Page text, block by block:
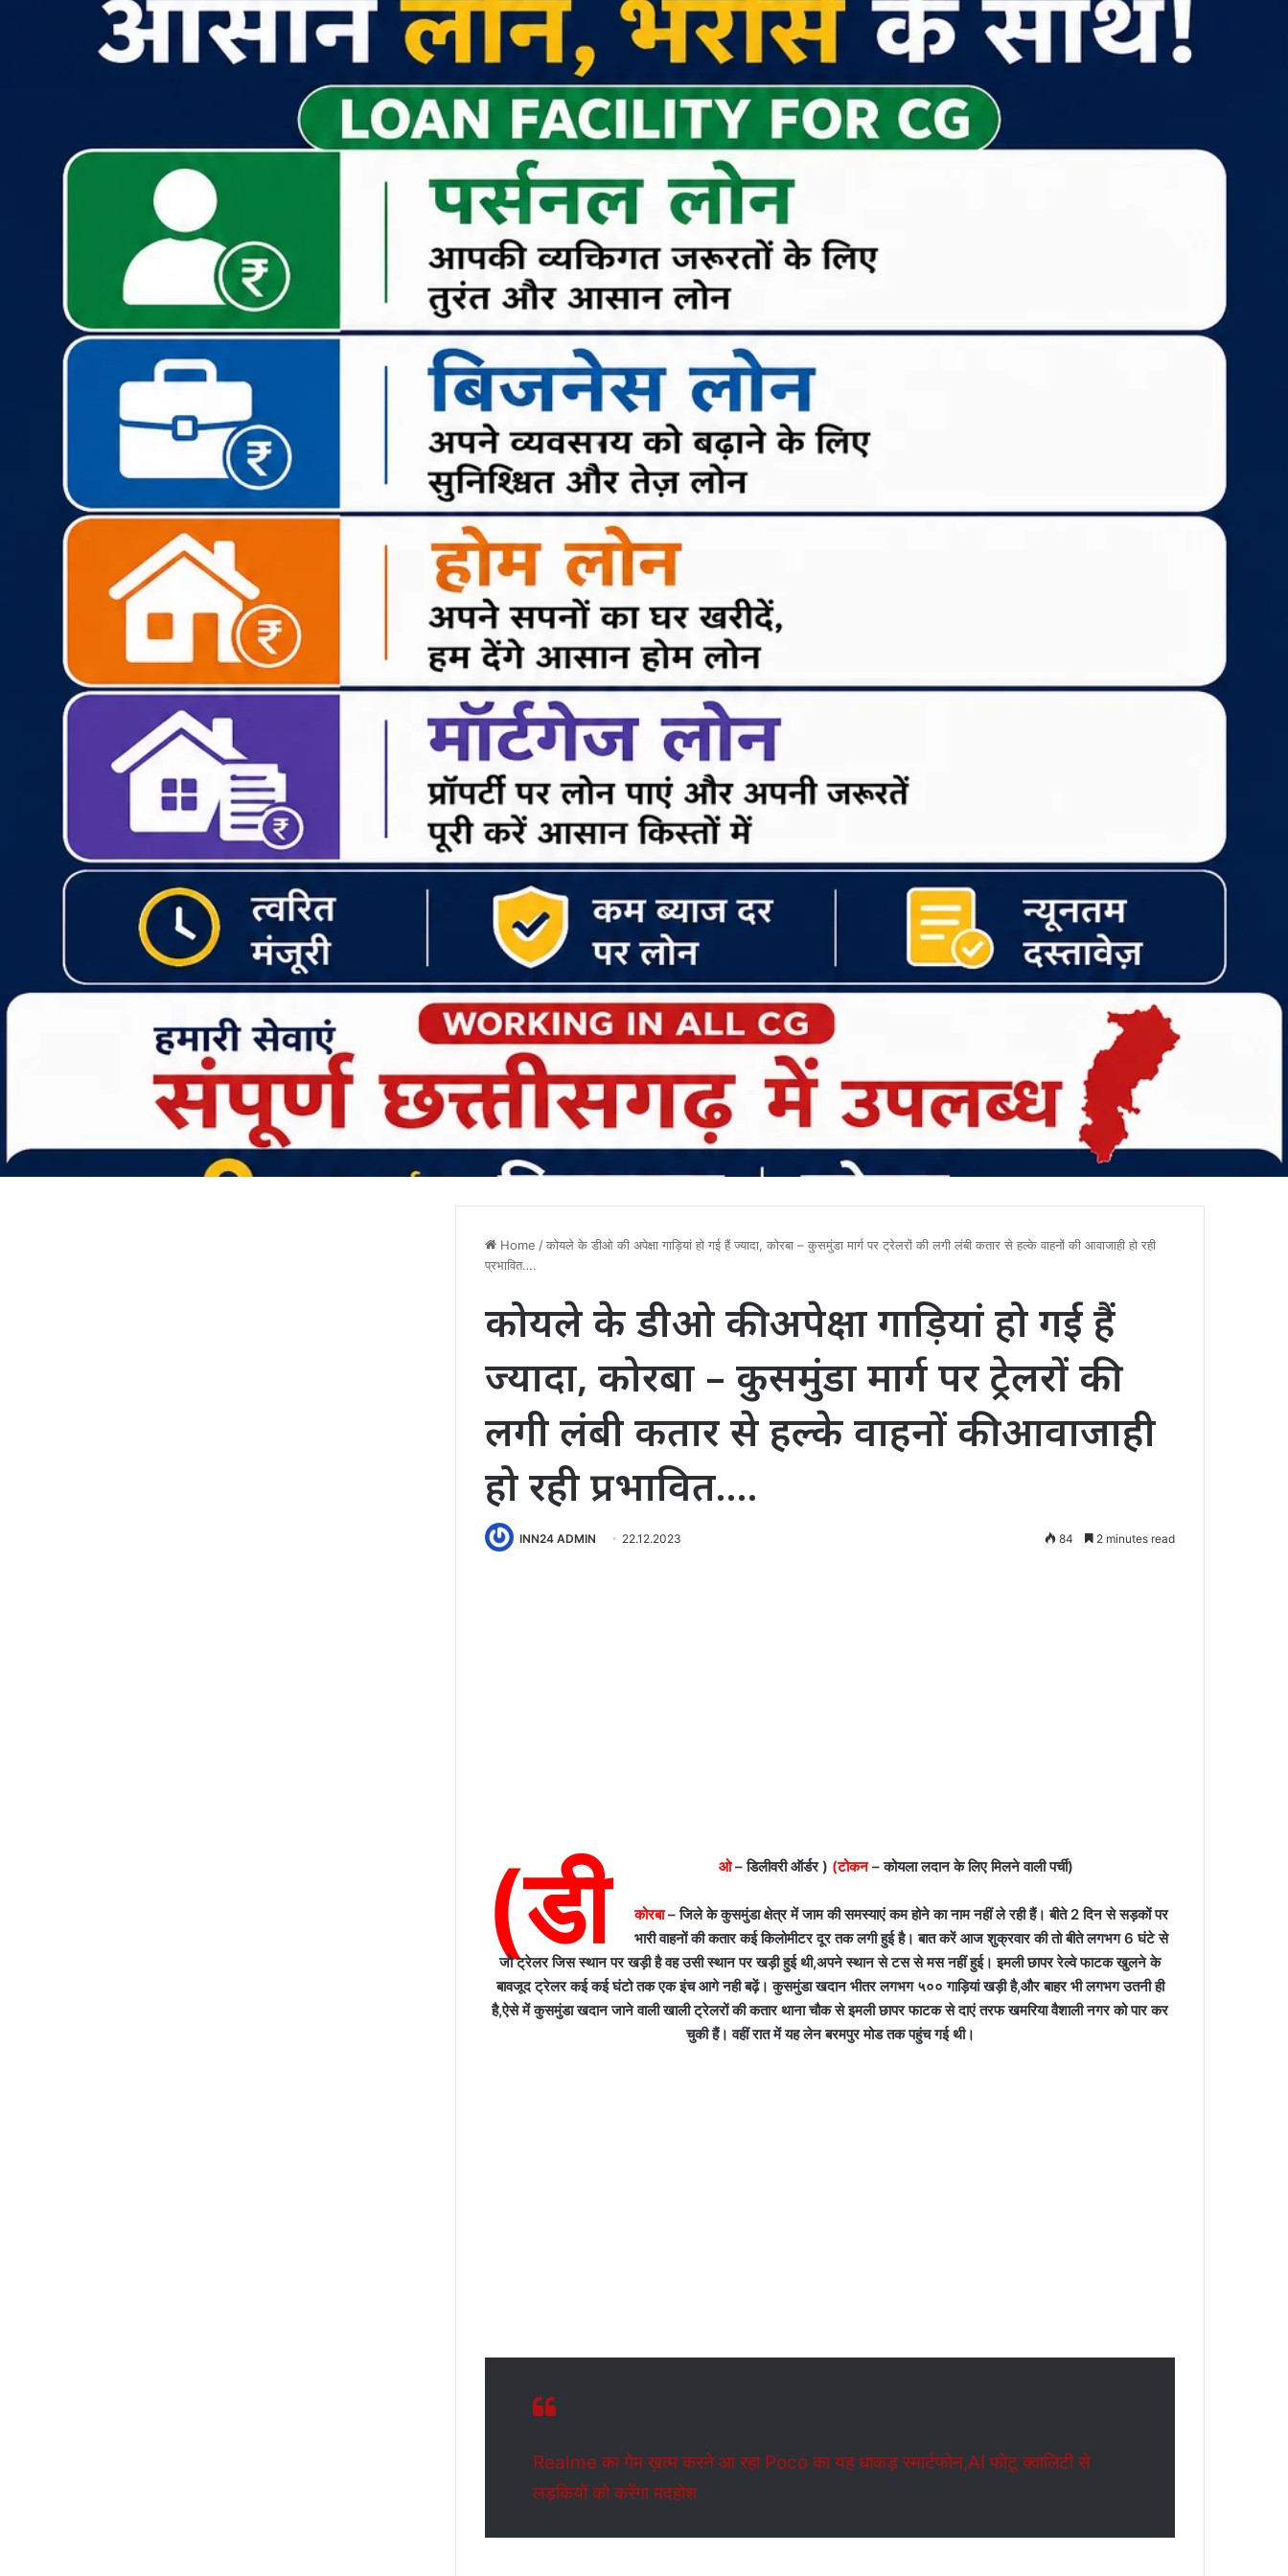
Home /कोयले के डीओ की अपेक्षा गाड़ियां हो गई हैं ज्यादा, कोरबा – कुसमुंडा मार्ग पर ट्रेलरों की लगी लंबी कतार से हल्के वाहनों की आवाजाही हो रही
प्रभावित….
कोयले के डीओ की अपेक्षा गाड़ियां हो गई हैं
ज्यादा, कोरबा – कुसमुंडा मार्ग पर ट्रेलरों की
लगी लंबी कतार से हल्के वाहनों की आवाजाही
हो रही प्रभावित….
INN24 ADMIN 22.12.2023 84 2 minutes read
(डी ओ– डिलीवरी ऑर्डर ) (टोकन– कोयला लदान के लिए मिलने वाली पर्ची)
कोरबा– जिले के कुसमुंडा क्षेत्र में जाम की समस्याएं कम होने का नाम नहीं ले रही हैं। बीते 2 दिन से सड़कों पर
भारी वाहनों की कतार कई किलोमीटर दूर तक लगी हुई है। बात करें आज शुक्रवार की तो बीते लगभग 6 घंटे से
जो ट्रेलर जिस स्थान पर खड़ी है वह उसी स्थान पर खड़ी हुई थी,अपने स्थान से टस से मस नहीं हुई। इमली छापर रेल्वे फाटक खुलने के
बावजूद ट्रेलर कई कई घंटो तक एक इंच आगे नही बढ़ें। कुसमुंडा खदान भीतर लगभग ५०० गाड़ियां खड़ी है,और बाहर भी लगभग उतनी ही
है,ऐसे में कुसमुंडा खदान जाने वाली खाली ट्रेलरों की कतार थाना चौक से इमली छापर फाटक से दाएं तरफ खमरिया वैशाली नगर को पार कर
चुकी हैं। वहीं रात में यह लेन बरमपुर मोड तक पहुंच गई थी।
Realme का गेम ख़त्म करने आ रहा Poco का यह धाकड़ स्मार्टफोन,AI फोटू क्वालिटी से
लड़कियों को करेंगा मदहोश